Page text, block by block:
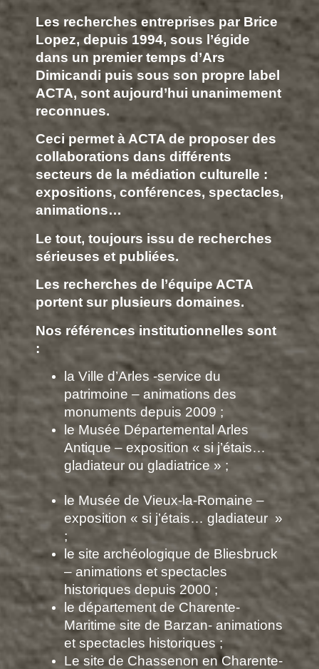
Les recherches entreprises par Brice
Lopez, depuis 1994, sous l’égide
dans un premier temps d’Ars
Dimicandi puis sous son propre label
ACTA, sont aujourd’hui unanimement
reconnues.
Ceci permet à ACTA de proposer des
collaborations dans différents
secteurs de la médiation culturelle :
expositions, conférences, spectacles,
animations…
Le tout, toujours issu de recherches
sérieuses et publiées.
Les recherches de l’équipe ACTA
portent sur plusieurs domaines.
Nos références institutionnelles sont
:
la Ville d’Arles -service du
patrimoine – animations des
monuments depuis 2009 ;
le Musée Départemental Arles
Antique – exposition « si j’étais…
gladiateur ou gladiatrice » ;
le Musée de Vieux-la-Romaine –
exposition « si j’étais… gladiateur »
;
le site archéologique de Bliesbruck
– animations et spectacles
historiques depuis 2000 ;
le département de Charente-
Maritime site de Barzan- animations
et spectacles historiques ;
Le site de Chassenon en Charente-